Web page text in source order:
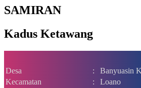
SAMIRAN
Kadus Ketawang
Desa :
Banyuasin
Kecamatan
:
Loano